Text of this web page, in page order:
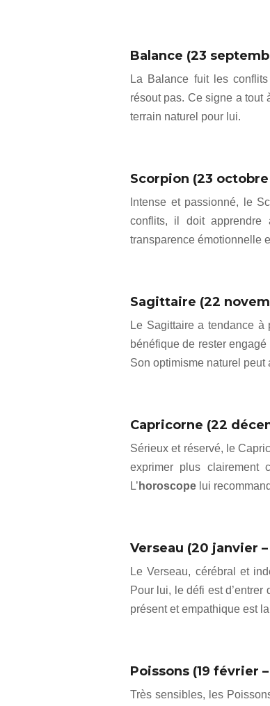
Balance (23
La Balance fuit les
résout pas. Ce signe a tout
terrain naturel pour lui.
Scorpion (23 octobre
Intense et passionné, le
conflits, il doit
transparence émotionnelle
Sagittaire (22
Le Sagittaire a tendance
bénéfique de rester
Son optimisme naturel peut
Capricorne (22
Sérieux et réservé, le
exprimer plus clairement
L’ horoscope lui
Verseau (20 janvier
Le Verseau, cérébral et
Pour lui, le défi est
présent et empathique est
Poissons (19 février
Très sensibles, les